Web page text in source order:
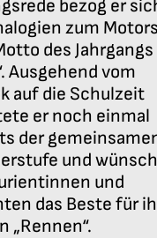
bezog er
zum
des Jahrgangs
Ausgehend vom
auf die Schulzeit
er noch einmal
der
und
und
das Beste für
„Rennen“.